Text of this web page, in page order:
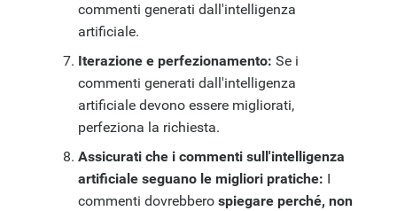
commenti generati dall'intelligenza
artificiale.
Iterazione e perfezionamento: Se i
commenti generati dall'intelligenza
artificiale devono essere migliorati,
perfeziona la richiesta.
Assicurati che i commenti sull'intelligenza
artificiale seguano le migliori pratiche: I
commenti dovrebbero spiegare perché, non